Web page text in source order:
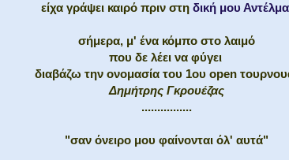
είχα γράψει καιρό πριν στη δική μου
σήμερα, μ' ένα κόμπο στο λαιμό
που δε λέει να φύγει
διαβάζω την ονομασία του 1ου open
Δημήτρης Γκρουέζας
................
"σαν όνειρο μου φαίνονται όλ' αυτά"